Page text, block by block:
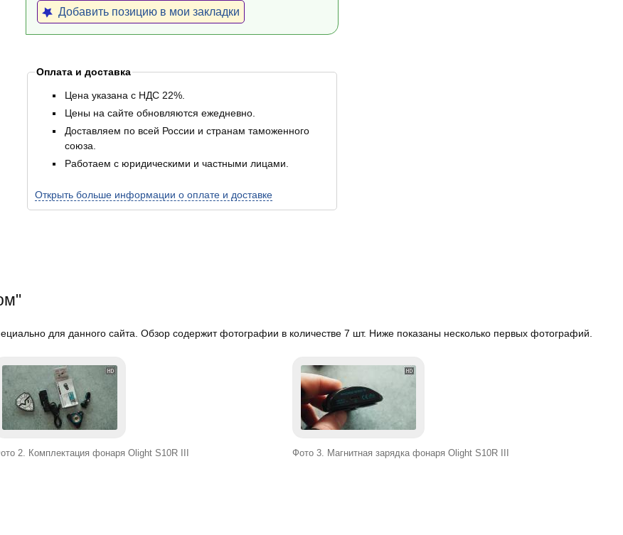
Добавить позицию в мои закладки
Оплата и доставка
Цена указана с НДС 22%.
Цены на сайте обновляются ежедневно.
Доставляем по всей России и странам таможенного
союза.
Работаем с юридическими и частными лицами.
Открыть больше информации о оплате и доставке
для данного сайта. Обзор содержит фотографии в количестве 7 шт. Ниже показаны несколько первых фотографий.
2. Комплектация фонаря Olight S10R III Фото 3. Магнитная зарядка фонаря Olight S10R III